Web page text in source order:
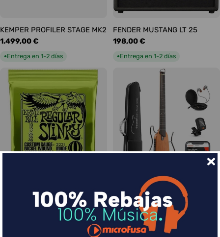
KEMPER PROFILER STAGE MK2
Precio
habitual
1.499,00 €
●Entrega en 1-2 días
FENDER MUSTANG LT 25
Precio
habitual
198,00 €
●Entrega en 1-2 días
Slinky Regular 10-46
DONNER HUSH-I Silent Guitar
Caoba
Precio
habitual
339,00 €
Entrega en 1-2 días